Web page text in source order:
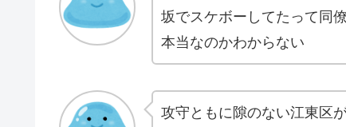
坂でスケボーしてたって同
本当なのかわからない
攻守ともに隙のない江東区